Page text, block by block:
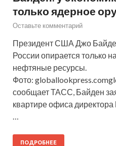
только ядерное
Оставьте комментарий
Президент США Джо
России опирается только
нефтяные ресурсы.
Фото:
сообщает ТАСС, Байден
квартире офиса
…
ПОДРОБНЕЕ